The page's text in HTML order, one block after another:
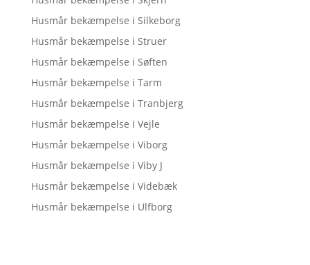
Husmår bekæmpelse i Silkeborg
Husmår bekæmpelse i Struer
Husmår bekæmpelse i Søften
Husmår bekæmpelse i Tarm
Husmår bekæmpelse i Tranbjerg
Husmår bekæmpelse i Vejle
Husmår bekæmpelse i Viborg
Husmår bekæmpelse i Viby J
Husmår bekæmpelse i Videbæk
Husmår bekæmpelse i Ulfborg